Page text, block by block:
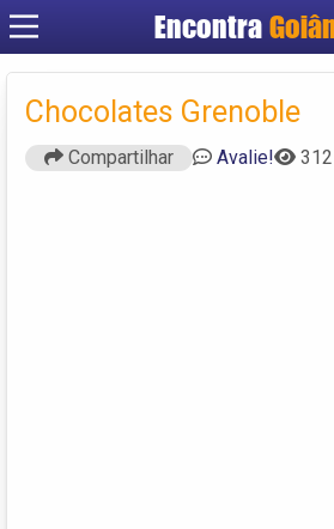
Encontra
Cadastrar
Criar conta
Chocolates Grenoble
Compartilhar Avalie! 312